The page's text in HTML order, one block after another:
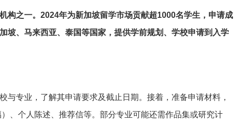
构之一。2024年为新加坡留学市场贡献超1000名学生，申请成
坡、马来西亚、泰国等国家，提供学前规划、学校申请到入学
与专业，了解其申请要求及截止日期。接着，准备申请材料，
、个人陈述、推荐信等。部分专业可能还需作品集或研究计